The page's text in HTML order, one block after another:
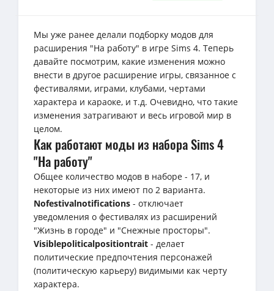
Мы уже ранее делали подборку модов для
расширения "На работу" в игре Sims 4. Теперь
давайте посмотрим, какие изменения можно
внести в другое расширение игры, связанное с
фестивалями, играми, клубами, чертами
характера и караоке, и т.д. Очевидно, что такие
изменения затрагивают и весь игровой мир в
целом.
Как работают моды из набора Sims 4
"На работу"
Общее количество модов в наборе - 17, и
некоторые из них имеют по 2 варианта.
Nofestivalnotifications - отключает
уведомления о фестивалях из расширений
"Жизнь в городе" и "Снежные просторы".
Visiblepoliticalpositiontrait - делает
политические предпочтения персонажей
(политическую карьеру) видимыми как черту
характера.